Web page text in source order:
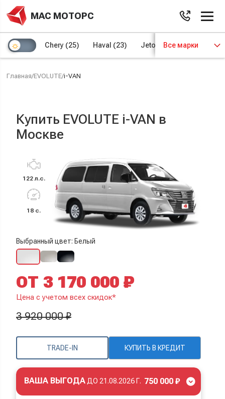
МАС МОТОРС
Chery (25) Haval (23) Jetour (8) Kaiyi (4)
Все марки
Главная/EVOLUTE/i-VAN
Купить EVOLUTE i-VAN в
Москве
122 л.с.
18 с.
Выбранный цвет: Белый
TRADE-IN КУПИТЬ В КРЕДИТ
ОТ 3 170 000 ₽
Цена с учетом всех скидок*
3 920 000 ₽
ВАША ВЫГОДАДО 21.08.2026 Г. 750 000 ₽